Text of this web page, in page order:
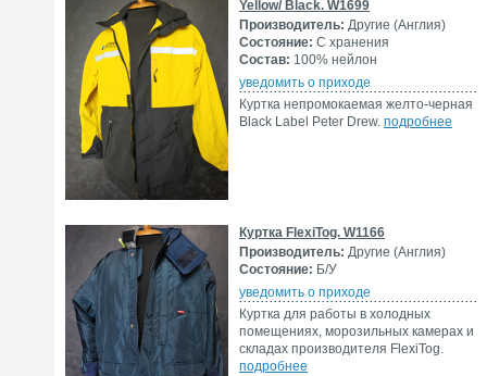
Yellow/ Black. W1699
Производитель: Другие (Англия)
Состояние: С хранения
Состав: 100% нейлон
уведомить о приходе
Куртка непромокаемая желто-черная
Black Label Peter Drew. подробнее
Куртка FlexiTog. W1166
Производитель: Другие (Англия)
Состояние: Б/У
уведомить о приходе
Куртка для работы в холодных
помещениях, морозильных камерах и
складах производителя FlexiTog.
подробнее